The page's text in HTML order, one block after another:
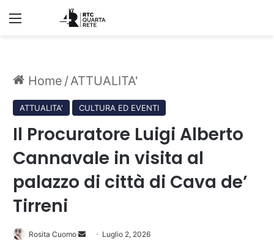
Menu
Home /ATTUALITA'
ATTUALITA' CULTURA ED EVENTI
Il Procuratore Luigi Alberto
Cannavale in visita al
palazzo di città di Cava de’
Tirreni
Rosita Cuomo
Invia Luglio 2, 2026